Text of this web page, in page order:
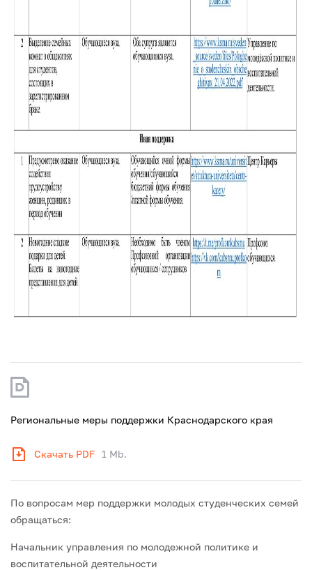
Региональные меры поддержки Краснодарского края
Скачать PDF 1 Mb.
По вопросам мер поддержки молодых студенческих семей
обращаться:
Начальник управления по молодежной политике и
воспитательной деятельности